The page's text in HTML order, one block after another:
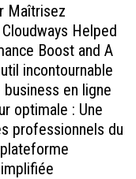
Maîtrisez
Helped
Boost and A
incontournable
en ligne
optimale : Une
professionnels du